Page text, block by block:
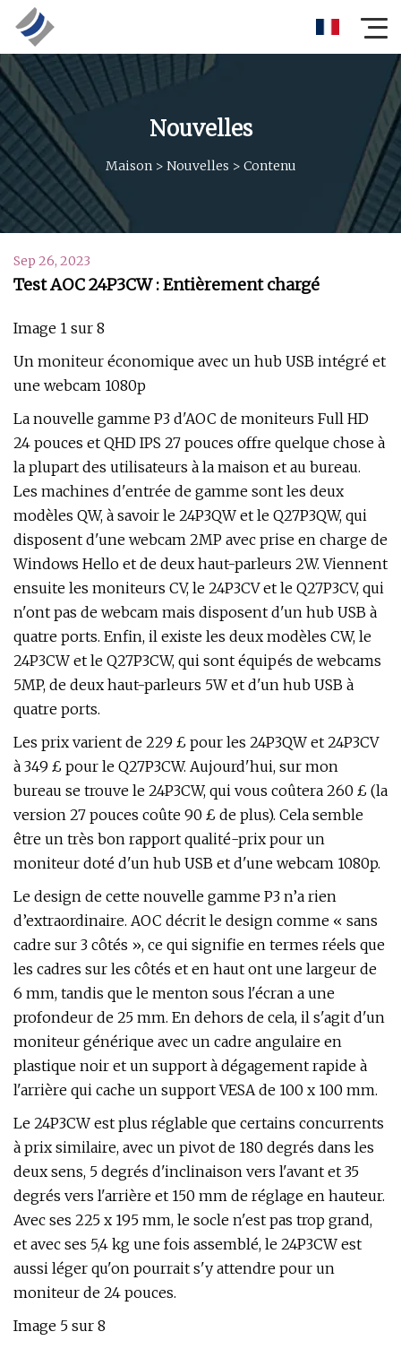
Nouvelles
Maison > Nouvelles > Contenu
Sep 26, 2023
Test AOC 24P3CW : Entièrement chargé
Image 1 sur 8
Un moniteur économique avec un hub USB intégré et
une webcam 1080p
La nouvelle gamme P3 d'AOC de moniteurs Full HD
24 pouces et QHD IPS 27 pouces offre quelque chose à
la plupart des utilisateurs à la maison et au bureau.
Les machines d'entrée de gamme sont les deux
modèles QW, à savoir le 24P3QW et le Q27P3QW, qui
disposent d'une webcam 2MP avec prise en charge de
Windows Hello et de deux haut-parleurs 2W. Viennent
ensuite les moniteurs CV, le 24P3CV et le Q27P3CV, qui
n'ont pas de webcam mais disposent d'un hub USB à
quatre ports. Enfin, il existe les deux modèles CW, le
24P3CW et le Q27P3CW, qui sont équipés de webcams
5MP, de deux haut-parleurs 5W et d'un hub USB à
quatre ports.
Les prix varient de 229 £ pour les 24P3QW et 24P3CV
à 349 £ pour le Q27P3CW. Aujourd'hui, sur mon
bureau se trouve le 24P3CW, qui vous coûtera 260 £ (la
version 27 pouces coûte 90 £ de plus). Cela semble
être un très bon rapport qualité-prix pour un
moniteur doté d'un hub USB et d'une webcam 1080p.
Le design de cette nouvelle gamme P3 n’a rien
d’extraordinaire. AOC décrit le design comme « sans
cadre sur 3 côtés », ce qui signifie en termes réels que
les cadres sur les côtés et en haut ont une largeur de
6 mm, tandis que le menton sous l'écran a une
profondeur de 25 mm. En dehors de cela, il s'agit d'un
moniteur générique avec un cadre angulaire en
plastique noir et un support à dégagement rapide à
l'arrière qui cache un support VESA de 100 x 100 mm.
Le 24P3CW est plus réglable que certains concurrents
à prix similaire, avec un pivot de 180 degrés dans les
deux sens, 5 degrés d'inclinaison vers l'avant et 35
degrés vers l'arrière et 150 mm de réglage en hauteur.
Avec ses 225 x 195 mm, le socle n'est pas trop grand,
et avec ses 5,4 kg une fois assemblé, le 24P3CW est
aussi léger qu'on pourrait s'y attendre pour un
moniteur de 24 pouces.
Image 5 sur 8